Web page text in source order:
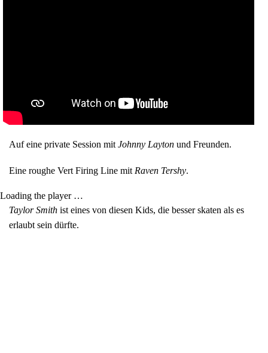
Auf eine private Session mit Johnny Layton und Freunden.
Eine roughe Vert Firing Line mit Raven Tershy.
Loading the player …
Taylor Smith ist eines von diesen Kids, die besser skaten als es
erlaubt sein dürfte.